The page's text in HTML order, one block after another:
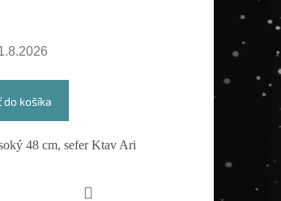
do košíka
48 cm, sefer Ktav Ari